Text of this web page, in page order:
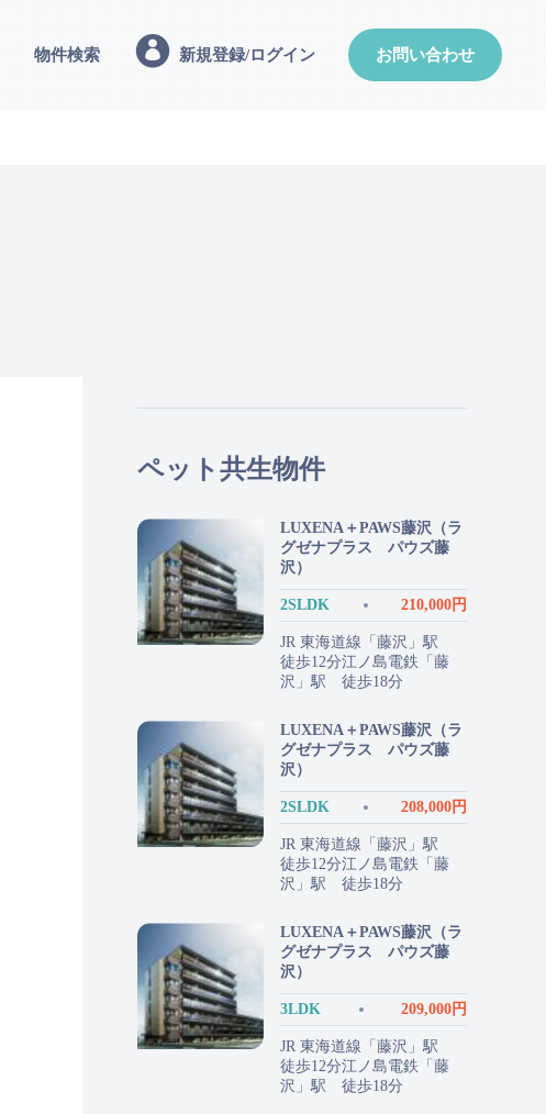
物件検索 新規登録/ログイン お問い合わせ
ペット共生物件
LUXENA＋PAWS藤沢（ラ
グゼナプラス パウズ藤
沢）
2SLDK 210,000円
JR 東海道線「藤沢」駅
徒歩12分江ノ島電鉄「藤
沢」駅 徒歩18分
LUXENA＋PAWS藤沢（ラ
グゼナプラス パウズ藤
沢）
2SLDK 208,000円
JR 東海道線「藤沢」駅
徒歩12分江ノ島電鉄「藤
沢」駅 徒歩18分
LUXENA＋PAWS藤沢（ラ
グゼナプラス パウズ藤
沢）
3LDK 209,000円
JR 東海道線「藤沢」駅
徒歩12分江ノ島電鉄「藤
沢」駅 徒歩18分